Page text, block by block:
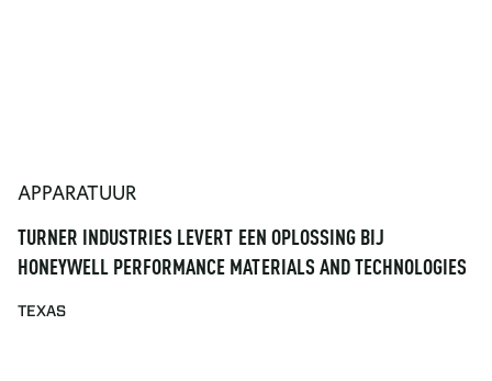
APPARATUUR
TURNER INDUSTRIES LEVERT EEN OPLOSSING BIJ
HONEYWELL PERFORMANCE MATERIALS AND TECHNOLOGIES
TEXAS